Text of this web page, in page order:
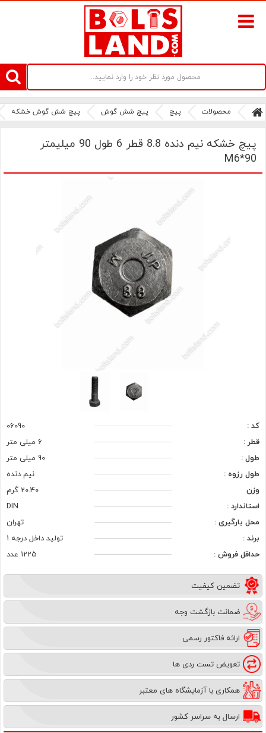
سامانه آنلاین فروش پیچ و مهره های صنعتی بولتز لند | سرزمین پیچ
محصولات پیچ پیچ شش گوش پیچ شش گوش خشکه
پیچ خشکه نیم دنده 8.8 قطر 6 طول 90 میلیمتر
M6*90
کد :
06090
قطر :
6 میلی متر
طول :
90 میلی متر
طول رزوه :
نیم دنده
وزن
20.40 گرم
استاندارد :
DIN
محل بارگیری :
تهران
برند :
تولید داخل درجه 1
حداقل فروش :
1225 عدد
تضمین کیفیت
ضمانت بازگشت وجه
ارائه فاکتور رسمی
تعویض تست ردی ها
همکاری با آزمایشگاه های معتبر
ارسال به سراسر کشور